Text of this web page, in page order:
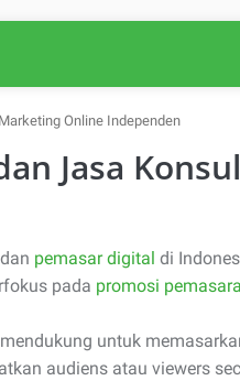
Online Independen
Jasa
dan pemasar digital di
pada promosi
untuk
audiens atau viewers